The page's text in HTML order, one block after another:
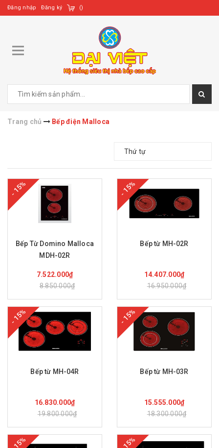
Đăng nhập Đăng ký ()
Trang chủ Bếp điện Malloca
Thứ tự
- 15%
Bếp Từ Domino Malloca
MDH-02R
7.522.000₫
8.850.000₫
- 15%
Bếp từ MH-02R
14.407.000₫
16.950.000₫
- 15%
Bếp từ MH-04R
16.830.000₫
19.800.000₫
- 15%
Bếp từ MH-03R
15.555.000₫
18.300.000₫
- 15% - 15%